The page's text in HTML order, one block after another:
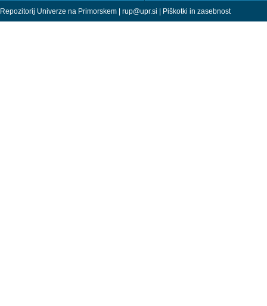
Repozitorij Univerze na Primorskem | rup@upr.si | Piškotki in zasebnost